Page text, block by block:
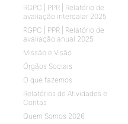
RGPC | PPR | Relatório de
avaliação intercalar 2025
RGPC | PPR | Relatório de
avaliação anual 2025
Missão e Visão
Órgãos Sociais
O que fazemos
Relatórios de Atividades e
Contas
Quem Somos 2026